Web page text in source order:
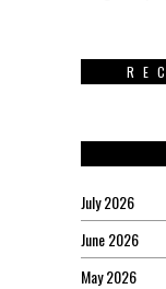
July 2026
June 2026
May 2026